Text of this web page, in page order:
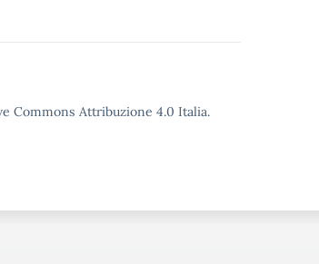
Commons Attribuzione 4.0 Italia.